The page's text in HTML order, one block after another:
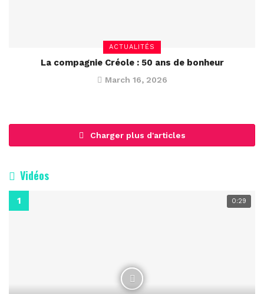
ACTUALITÉS
La compagnie Créole : 50 ans de bonheur
March 16, 2026
Charger plus d'articles
Vidéos
0:29